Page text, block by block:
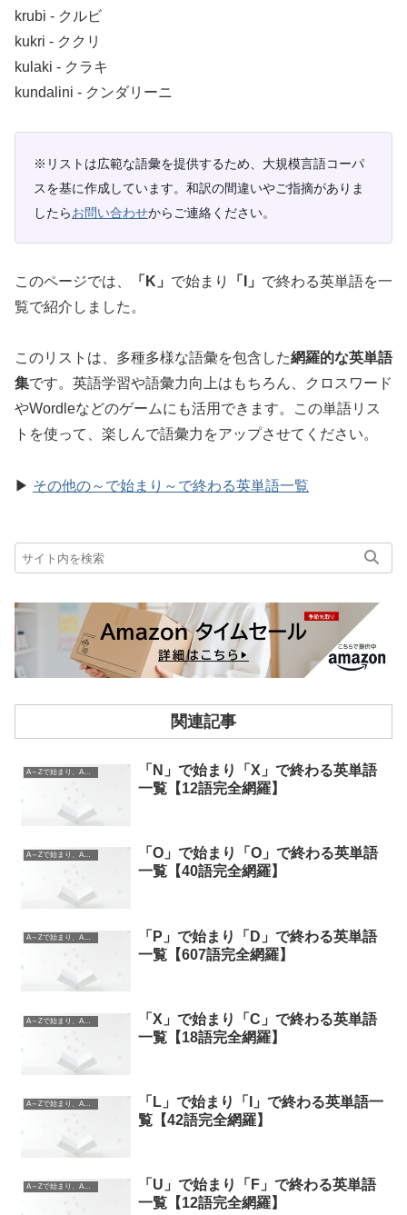
krubi ‐ クルビ
kukri ‐ ククリ
kulaki ‐ クラキ
kundalini ‐ クンダリーニ
※リストは広範な語彙を提供するため、大規模言語コーパ
スを基に作成しています。和訳の間違いやご指摘がありま
したらお問い合わせからご連絡ください。
このページでは、 「K」 で始まり 「I」 で終わる英単語を一
覧で紹介しました。
このリストは、多種多様な語彙を包含した網羅的な英単語
集です。英語学習や語彙力向上はもちろん、クロスワード
やWordleなどのゲームにも活用できます。この単語リス
トを使って、楽しんで語彙力をアップさせてください。
▶ その他の～で始まり～で終わる英単語一覧
関連記事
A～Zで始まり、A～Zで終わる英単語
「N」で始まり「X」で終わる英単語
一覧【12語完全網羅】
A～Zで始まり、A～Zで終わる英単語
「O」で始まり「O」で終わる英単語
一覧【40語完全網羅】
A～Zで始まり、A～Zで終わる英単語
「P」で始まり「D」で終わる英単語
一覧【607語完全網羅】
A～Zで始まり、A～Zで終わる英単語
「X」で始まり「C」で終わる英単語
一覧【18語完全網羅】
A～Zで始まり、A～Zで終わる英単語
「L」で始まり「I」で終わる英単語一
覧【42語完全網羅】
A～Zで始まり、A～Zで終わる英単語
「U」で始まり「F」で終わる英単語
一覧【12語完全網羅】